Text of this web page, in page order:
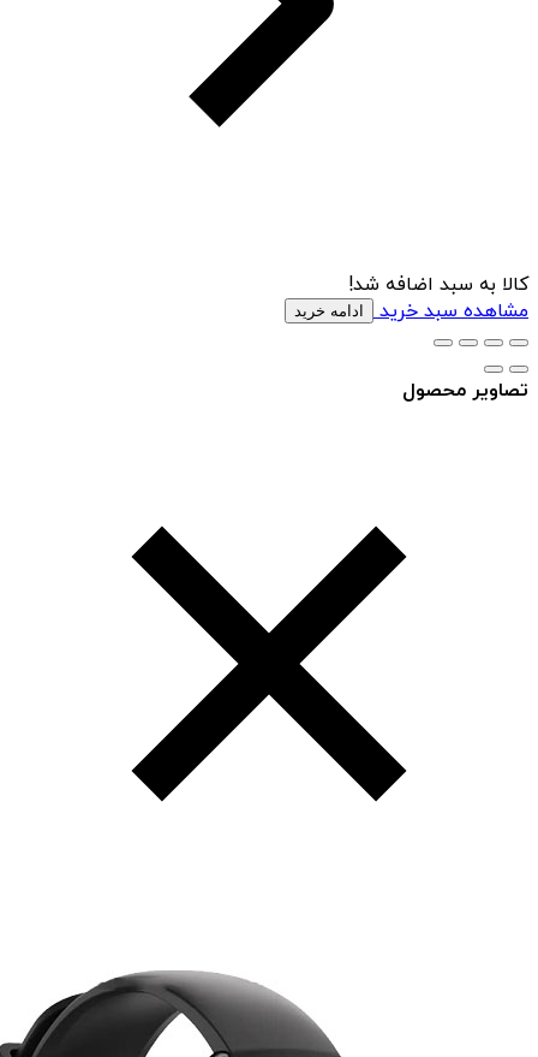
کالا به سبد اضافه شد!
مشاهده سبد خرید
ادامه خرید
تصاویر محصول